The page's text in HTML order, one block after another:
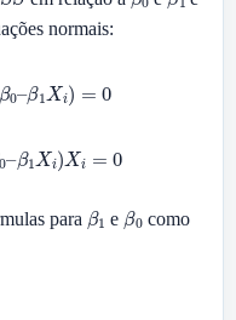
normais:
para β1 e β0 como